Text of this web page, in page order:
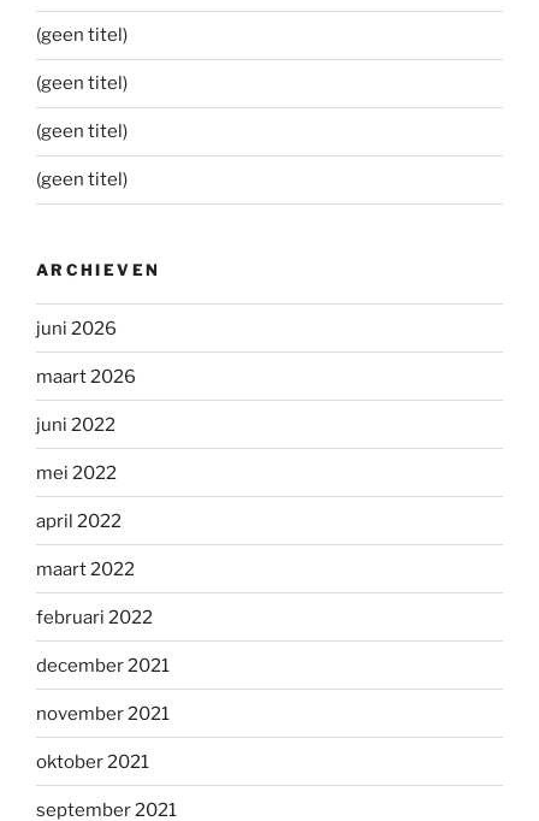
(geen titel)
(geen titel)
(geen titel)
(geen titel)
ARCHIEVEN
juni 2026
maart 2026
juni 2022
mei 2022
april 2022
maart 2022
februari 2022
december 2021
november 2021
oktober 2021
september 2021